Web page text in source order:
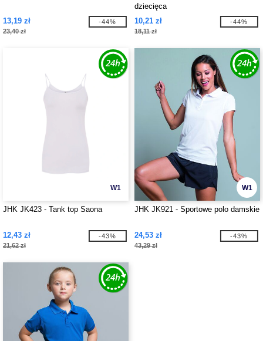
13,19 zł
23,40 zł
-44%
dziecięca
10,21 zł
18,11 zł
-44%
W1
JHK JK423 - Tank top Saona
12,43 zł
21,62 zł
-43%
W1
JHK JK921 - Sportowe polo damskie
24,53 zł
43,29 zł
-43%